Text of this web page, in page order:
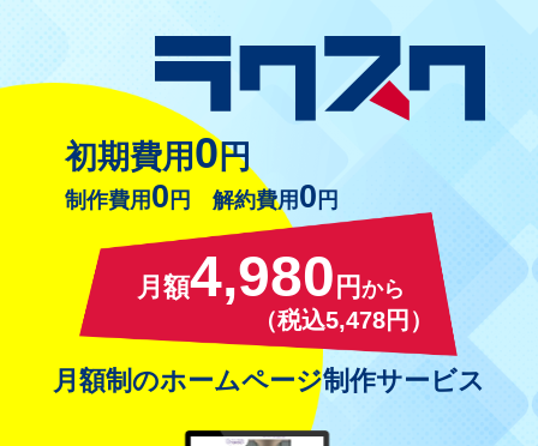
初期費用 0円
制作費用 0 円 解約費用 0 円
月額4,980 円から
（税込5,478円）
月額制のホームページ制作サービス